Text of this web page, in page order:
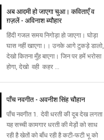
अब आदमी हो जाएगा चुआ। कविताएँ व
ग़ज़लें - अविनाश ब्यौहार
हिंदी गजल समय निगोड़ा हो जाएगा। घोड़ा
घास नहीं खाएगा।। उनके आगे टुकड़े डालो,
देखो कितना मुँह बाएगा। जिन पर हमें भरोसा
होगा, देखो वही कहर ...
पाँच नवगीत - अवनीश सिंह चौहान
पाँच नवगीत 1. देवी धरती की दूब देख लगता
यह सच्ची कामगार धरती की मेड़ों को साध
रही है खेतों को बाँध रही है कटी-फटी भू को